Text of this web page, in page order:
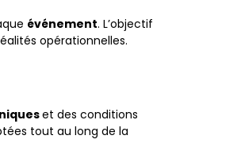
événement. L’objectif
opérationnelles.
et des conditions
tout au long de la